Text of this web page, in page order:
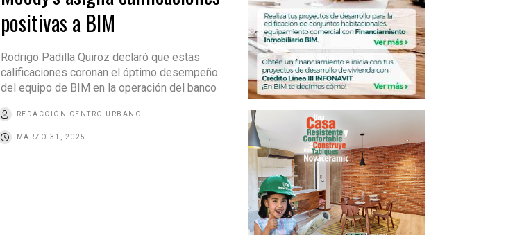
positivas a BIM
Rodrigo Padilla Quiroz declaró que estas
calificaciones coronan el óptimo desempeño
del equipo de BIM en la operación del banco
REDACCIÓN CENTRO URBANO
MARZO 31, 2025